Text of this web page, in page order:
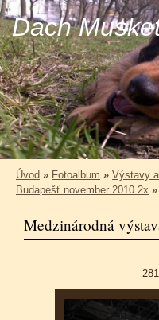
Dach
Úvod » Fotoalbum » Výstavy
Budapešť november 2010 2x »
Medzinárodná